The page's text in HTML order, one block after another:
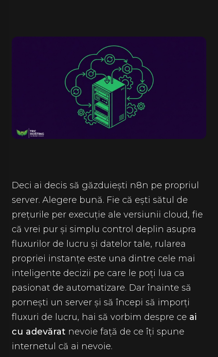
Deci ai decis să găzduiești n8n pe propriul
server. Alegere bună. Fie că ești sătul de
prețurile per execuție ale versiunii cloud, fie
că vrei pur și simplu control deplin asupra
fluxurilor de lucru și datelor tale, rularea
propriei instanțe este una dintre cele mai
inteligente decizii pe care le poți lua ca
pasionat de automatizare. Dar înainte să
pornești un server și să începi să imporți
fluxuri de lucru, hai să vorbim despre ce ai
cu adevărat nevoie față de ce îți spune
internetul că ai nevoie.